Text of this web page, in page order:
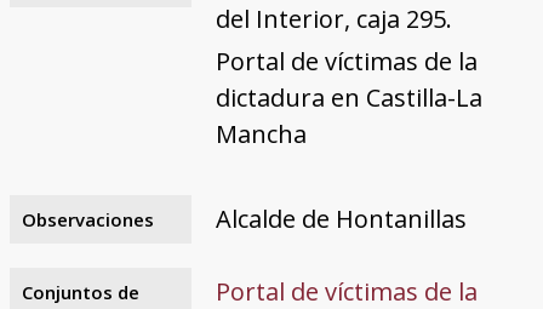
del Interior, caja 295.
Portal de víctimas de la
dictadura en Castilla-La
Mancha
Observaciones Alcalde de Hontanillas
Conjuntos de
Portal de víctimas de la